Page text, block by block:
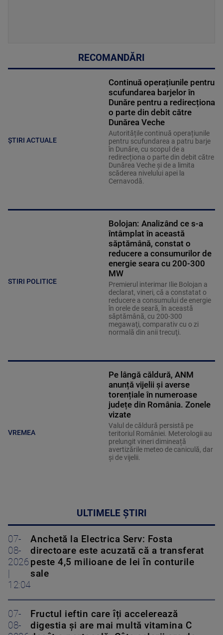
RECOMANDĂRI
ȘTIRI ACTUALE
Continuă operațiunile pentru
scufundarea barjelor în
Dunăre pentru a redirecționa
o parte din debit către
Dunărea Veche
Autoritățile continuă operațiunile
pentru scufundarea a patru barje
în Dunăre, cu scopul de a
redirecționa o parte din debit către
Dunărea Veche și de a limita
scăderea nivelului apei la
Cernavodă.
STIRI POLITICE
Bolojan: Analizând ce s-a
întâmplat în această
săptămână, constat o
reducere a consumurilor de
energie seara cu 200-300
MW
Premierul interimar Ilie Bolojan a
declarat, vineri, că a constatat o
reducere a consumului de energie
în orele de seară, în această
săptămână, cu 200-300
megawaţi, comparativ cu o zi
normală din anii trecuţi.
VREMEA
Pe lângă căldură, ANM
anunță vijelii și averse
torențiale în numeroase
județe din România. Zonele
vizate
Valul de căldură persistă pe
teritoriul României. Meterologii au
prelungit vineri dimineață
avertizările meteo de caniculă, dar
și de vijelii.
ULTIMELE ȘTIRI
07-
08-
2026
12:04
Anchetă la Electrica Serv: Fosta
directoare este acuzată că a transferat
peste 4,5 milioane de lei în conturile
sale
07-
08-
Fructul ieftin care îți accelerează
digestia și are mai multă vitamina C